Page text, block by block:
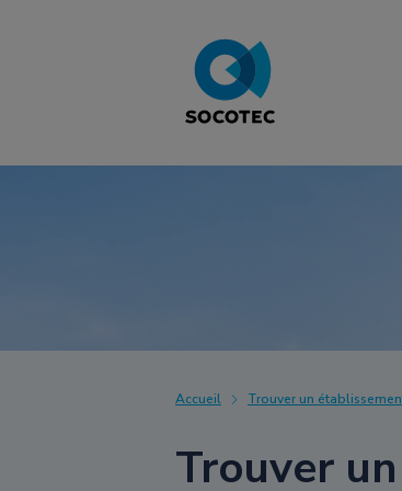
Accueil Trouver un
Trouver